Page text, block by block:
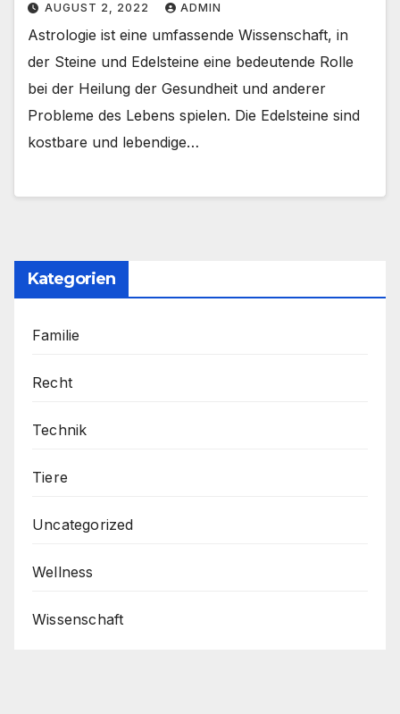
AUGUST 2, 2022 ADMIN
Astrologie ist eine umfassende Wissenschaft, in
der Steine ​​und Edelsteine ​​eine bedeutende Rolle
bei der Heilung der Gesundheit und anderer
Probleme des Lebens spielen. Die Edelsteine ​​sind
kostbare und lebendige…
Kategorien
Familie
Recht
Technik
Tiere
Uncategorized
Wellness
Wissenschaft